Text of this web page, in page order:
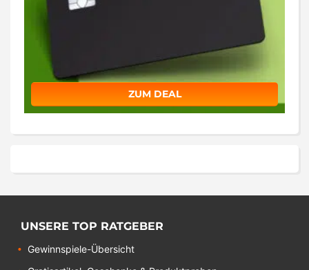
ZUM DEAL
UNSERE TOP RATGEBER
Gewinnspiele-Übersicht